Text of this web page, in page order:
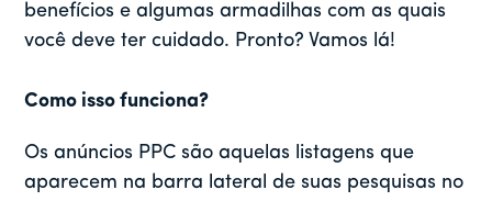
benefícios e algumas armadilhas com as quais
você deve ter cuidado. Pronto? Vamos lá!
Como isso funciona?
Os anúncios PPC são aquelas listagens que
aparecem na barra lateral de suas pesquisas no